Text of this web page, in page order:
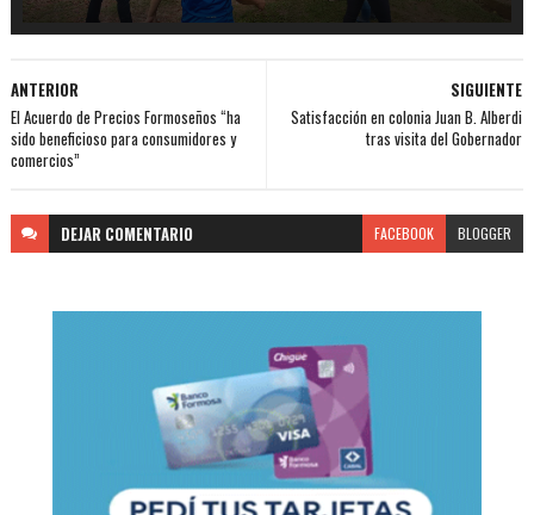
SIGUIENTE
Satisfacción en colonia Juan B. Alberdi
tras visita del Gobernador
ANTERIOR
El Acuerdo de Precios Formoseños “ha
sido beneficioso para consumidores y
comercios”
DEJAR COMENTARIO FACEBOOK BLOGGER